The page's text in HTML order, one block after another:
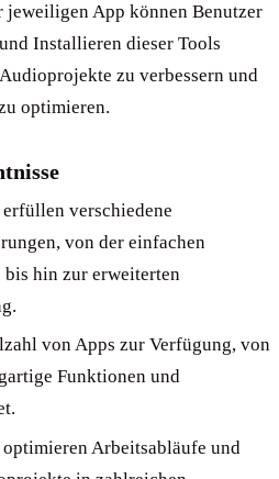
jeweiligen App können Benutzer
Installieren dieser Tools
zu verbessern und
optimieren.
verschiedene
von der einfachen
bis hin zur erweiterten
von Apps zur Verfügung, von
Funktionen und
Arbeitsabläufe und